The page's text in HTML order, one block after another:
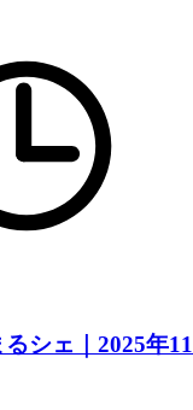
るシェ｜2025年